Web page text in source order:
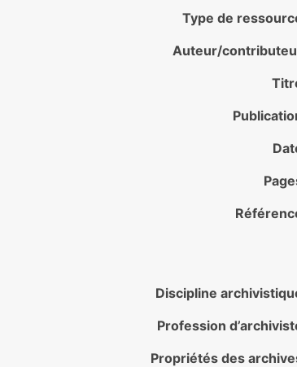
Type de
Auteur/
Discipline
Profession
Propriétés des